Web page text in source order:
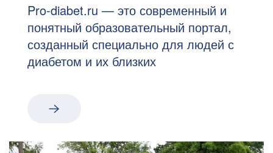
Pro-diabet.ru — это современный и
понятный образовательный портал,
созданный специально для людей с
диабетом и их близких